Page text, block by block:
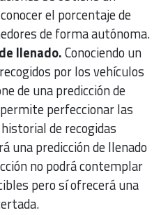
el porcentaje de
de forma autónoma.
llenado.Conociendo un
por los vehículos
de una predicción de
perfeccionar las
de recogidas
una predicción de llenado
no podrá contemplar
pero sí ofrecerá una